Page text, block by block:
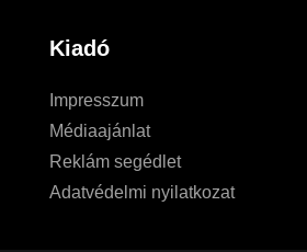
Kiadó
Impresszum
Médiaajánlat
Reklám segédlet
Adatvédelmi nyilatkozat